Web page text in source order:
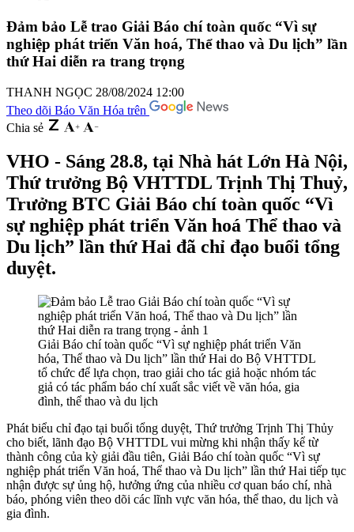
Đảm bảo Lễ trao Giải Báo chí toàn quốc “Vì sự
nghiệp phát triển Văn hoá, Thể thao và Du lịch” lần
thứ Hai diễn ra trang trọng
THANH NGỌC 28/08/2024 12:00
Theo dõi Báo Văn Hóa trên
Chia sẻ
VHO - Sáng 28.8, tại Nhà hát Lớn Hà Nội,
Thứ trưởng Bộ VHTTDL Trịnh Thị Thuỷ,
Trưởng BTC Giải Báo chí toàn quốc “Vì
sự nghiệp phát triển Văn hoá Thể thao và
Du lịch” lần thứ Hai đã chỉ đạo buổi tổng
duyệt.
Giải Báo chí toàn quốc “Vì sự nghiệp phát triển Văn
hóa, Thể thao và Du lịch” lần thứ Hai do Bộ VHTTDL
tổ chức để lựa chọn, trao giải cho tác giả hoặc nhóm tác
giả có tác phẩm báo chí xuất sắc viết về văn hóa, gia
đình, thể thao và du lịch
Phát biểu chỉ đạo tại buổi tổng duyệt, Thứ trưởng Trịnh Thị Thủy
cho biết, lãnh đạo Bộ VHTTDL vui mừng khi nhận thấy kể từ
thành công của kỳ giải đầu tiên, Giải Báo chí toàn quốc “Vì sự
nghiệp phát triển Văn hoá, Thể thao và Du lịch” lần thứ Hai tiếp tục
nhận được sự ủng hộ, hưởng ứng của nhiều cơ quan báo chí, nhà
báo, phóng viên theo dõi các lĩnh vực văn hóa, thể thao, du lịch và
gia đình.